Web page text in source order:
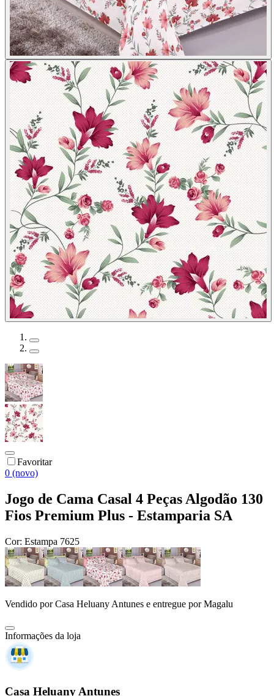
Favoritar
0 (novo)
Jogo de Cama Casal 4 Peças Algodão 130
Fios Premium Plus - Estamparia SA
Cor: Estampa 7625
Vendido porCasa Heluany Antunes e entregue por Magalu
Informações da loja
Casa Heluany Antunes